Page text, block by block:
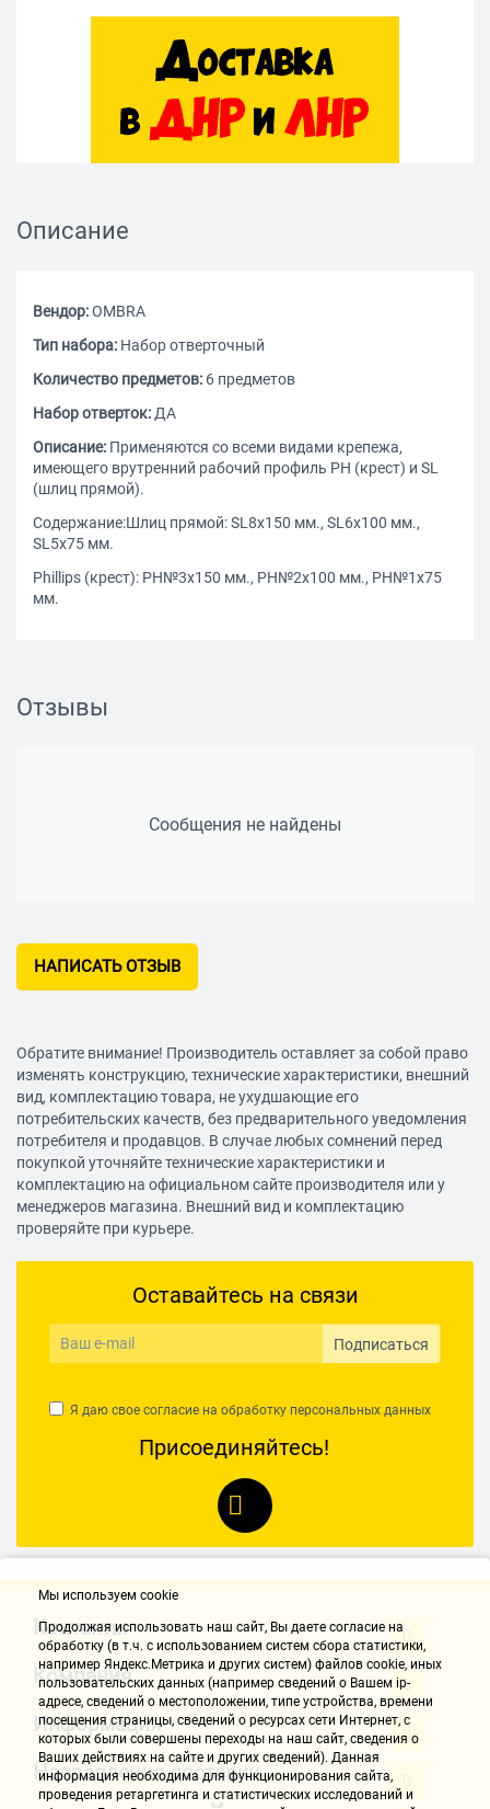
Описание
Вендор:OMBRA
Тип набора: Набор отверточный
Количество предметов: 6 предметов
Набор отверток:ДА
Описание: Применяются со всеми видами крепежа,
имеющего врутренний рабочий профиль РН (крест) и SL
(шлиц прямой).
Содержание:Шлиц прямой: SL8х150 мм., SL6х100 мм.,
SL5х75 мм.
Phillips (крест): PH№3х150 мм., РН№2х100 мм., РН№1х75
мм.
Отзывы
Сообщения не найдены
НАПИСАТЬ ОТЗЫВ
Обратите внимание! Производитель оставляет за собой право
изменять конструкцию, технические характеристики, внешний
вид, комплектацию товара, не ухудшающие его
потребительских качеств, без предварительного уведомления
потребителя и продавцов. В случае любых сомнений перед
покупкой уточняйте технические характеристики и
комплектацию на официальном сайте производителя или у
менеджеров магазина. Внешний вид и комплектацию
проверяйте при курьере.
Оставайтесь на связи
Подписаться
Я даю свое согласие на обработку персональных данных
Присоединяйтесь!
Контакты
Компания
Информация
Направления доставки
Мы используем cookie
Продолжая использовать наш cайт, Вы даете согласие на
обработку (в т.ч. с использованием систем сбора статистики,
например Яндекс.Метрика и других систем) файлов cookie, иных
пользовательских данных (например сведений о Вашем ip-
адресе, сведений о местоположении, типе устройства, времени
посещения страницы, сведений о ресурсах сети Интернет, с
которых были совершены переходы на наш сайт, сведения о
Ваших действиях на сайте и других сведений). Данная
информация необходима для функционирования сайта,
проведения ретаргетинга и статистических исследований и